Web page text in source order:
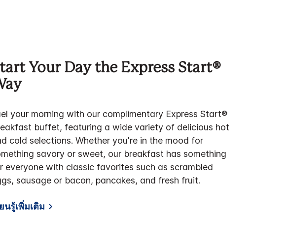
Your Day the Express Start®
your morning with our complimentary Express Start®
buffet, featuring a wide variety of delicious hot
cold selections. Whether you're in the mood for
savory or sweet, our breakfast has something
everyone with classic favorites such as scrambled
sausage or bacon, pancakes, and fresh fruit.
นรู้เพิ่มเติม